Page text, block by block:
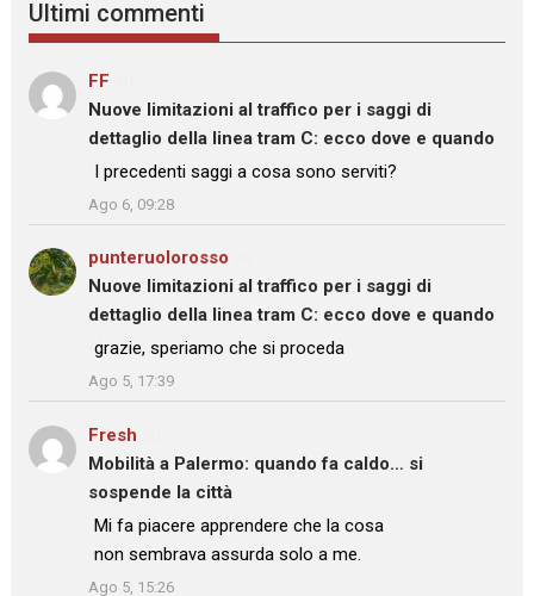
Ultimi commenti
FF
Nuove limitazioni al traffico per i saggi di
dettaglio della linea tram C: ecco dove e quando
: “I precedenti saggi a cosa sono serviti?
Ago 6, 09:28
punteruolorosso
Nuove limitazioni al traffico per i saggi di
dettaglio della linea tram C: ecco dove e quando
: “
grazie, speriamo che si proceda
”
Ago 5, 17:39
Fresh
Mobilità a Palermo: quando fa caldo… si
sospende la città
: “
Mi fa piacere apprendere che la cosa
non sembrava assurda solo a me.
”
Ago 5, 15:26